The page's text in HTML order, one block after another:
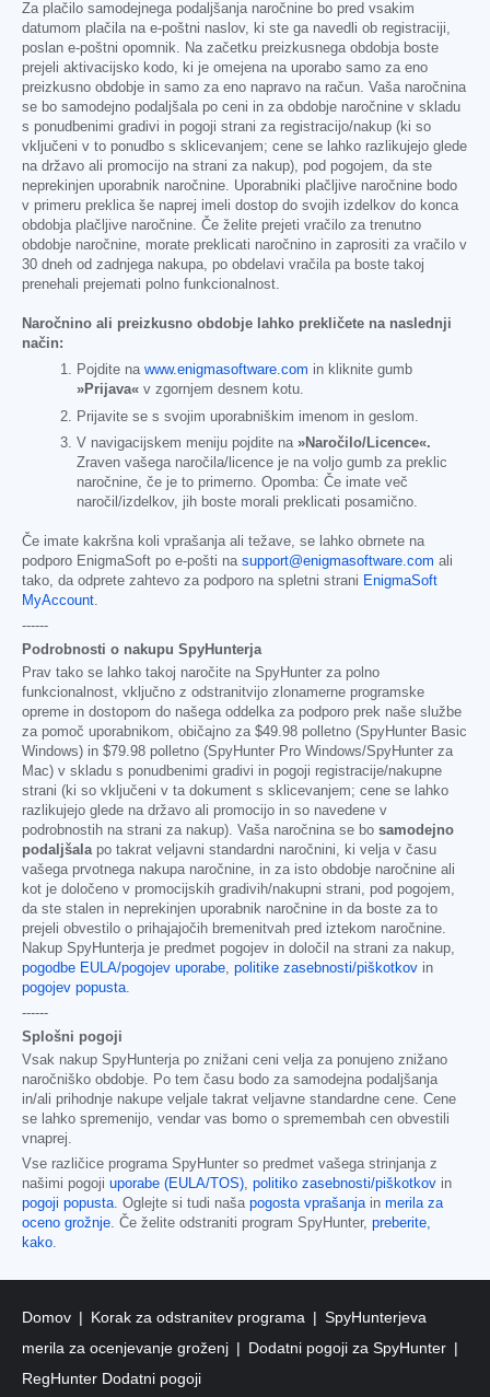
Za plačilo samodejnega podaljšanja naročnine bo pred vsakim
datumom plačila na e-poštni naslov, ki ste ga navedli ob registraciji,
poslan e-poštni opomnik. Na začetku preizkusnega obdobja boste
prejeli aktivacijsko kodo, ki je omejena na uporabo samo za eno
preizkusno obdobje in samo za eno napravo na račun. Vaša naročnina
se bo samodejno podaljšala po ceni in za obdobje naročnine v skladu
s ponudbenimi gradivi in pogoji strani za registracijo/nakup (ki so
vključeni v to ponudbo s sklicevanjem; cene se lahko razlikujejo glede
na državo ali promocijo na strani za nakup), pod pogojem, da ste
neprekinjen uporabnik naročnine. Uporabniki plačljive naročnine bodo
v primeru preklica še naprej imeli dostop do svojih izdelkov do konca
obdobja plačljive naročnine. Če želite prejeti vračilo za trenutno
obdobje naročnine, morate preklicati naročnino in zaprositi za vračilo v
30 dneh od zadnjega nakupa, po obdelavi vračila pa boste takoj
prenehali prejemati polno funkcionalnost.
Naročnino ali preizkusno obdobje lahko prekličete na naslednji
način:
Pojdite na www.enigmasoftware.com in kliknite gumb
»Prijava« v zgornjem desnem kotu.
Prijavite se s svojim uporabniškim imenom in geslom.
V navigacijskem meniju pojdite na »Naročilo/Licence«.
Zraven vašega naročila/licence je na voljo gumb za preklic
naročnine, če je to primerno. Opomba: Če imate več
naročil/izdelkov, jih boste morali preklicati posamično.
Če imate kakršna koli vprašanja ali težave, se lahko obrnete na
podporo EnigmaSoft po e-pošti na support@enigmasoftware.com ali
tako, da odprete zahtevo za podporo na spletni strani EnigmaSoft
MyAccount.
------
Podrobnosti o nakupu SpyHunterja
Prav tako se lahko takoj naročite na SpyHunter za polno
funkcionalnost, vključno z odstranitvijo zlonamerne programske
opreme in dostopom do našega oddelka za podporo prek naše službe
za pomoč uporabnikom, običajno za $49.98 polletno (SpyHunter Basic
Windows) in $79.98 polletno (SpyHunter Pro Windows/SpyHunter za
Mac) v skladu s ponudbenimi gradivi in pogoji registracije/nakupne
strani (ki so vključeni v ta dokument s sklicevanjem; cene se lahko
razlikujejo glede na državo ali promocijo in so navedene v
podrobnostih na strani za nakup). Vaša naročnina se bo samodejno
podaljšalapo takrat veljavni standardni naročnini, ki velja v času
vašega prvotnega nakupa naročnine, in za isto obdobje naročnine ali
kot je določeno v promocijskih gradivih/nakupni strani, pod pogojem,
da ste stalen in neprekinjen uporabnik naročnine in da boste za to
prejeli obvestilo o prihajajočih bremenitvah pred iztekom naročnine.
Nakup SpyHunterja je predmet pogojev in določil na strani za nakup,
pogodbe EULA/pogojev uporabe, politike zasebnosti/piškotkov in
pogojev popusta.
------
Splošni pogoji
Vsak nakup SpyHunterja po znižani ceni velja za ponujeno znižano
naročniško obdobje. Po tem času bodo za samodejna podaljšanja
in/ali prihodnje nakupe veljale takrat veljavne standardne cene. Cene
se lahko spremenijo, vendar vas bomo o spremembah cen obvestili
vnaprej.
Vse različice programa SpyHunter so predmet vašega strinjanja z
našimi pogoji uporabe (EULA/TOS), politiko zasebnosti/piškotkov in
pogoji popusta. Oglejte si tudi naša pogosta vprašanjain merila za
oceno grožnje. Če želite odstraniti program SpyHunter, preberite,
kako.
Domov Korak za odstranitev programa
SpyHunterjeva
merila za ocenjevanje groženj
Dodatni pogoji za SpyHunter
RegHunter Dodatni pogoji